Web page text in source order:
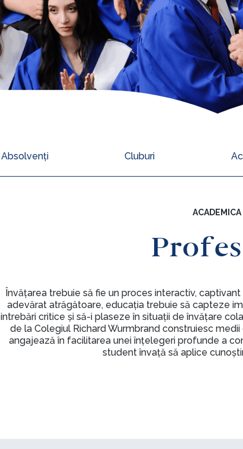
Absolvenți Cluburi
ACADEMICA
Învățarea trebuie să fie un proces interactiv,
adevărat atrăgătoare, educația trebuie să capteze
intrebări critice și să-i plaseze în situații de învățare
de la Colegiul Richard Wurmbrand construiesc
angajează în facilitarea unei înțelegeri profunde a
student învață să aplice